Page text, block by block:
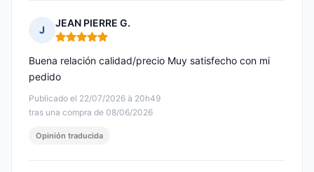
J
JEAN PIERRE G.
Nota: 5 de 5
Publicado el 22/07/2026 à 20h49
tras una compra de 08/06/2026
Buena relación calidad/precio Muy satisfecho con mi
pedido
Opinión traducida